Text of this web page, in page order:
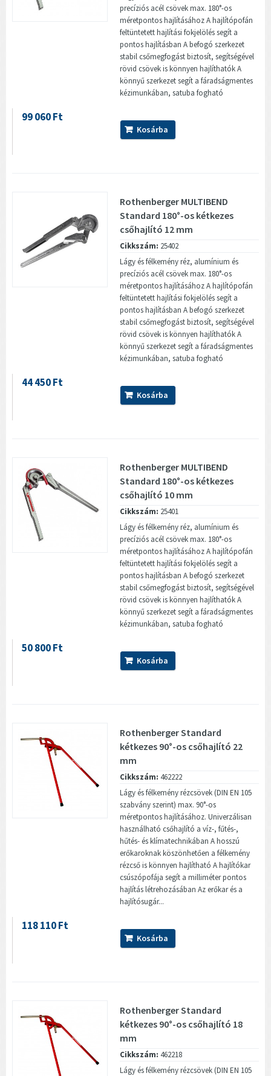
precíziós acél csövek max. 180°-os
méretpontos hajlításához A hajlítópofán
feltüntetett hajlítási fokjelölés segít a
pontos hajlításban A befogó szerkezet
stabil csőmegfogást biztosít, segítségével
rövid csövek is könnyen hajlíthatók A
könnyű szerkezet segít a fáradságmentes
kézimunkában, satuba fogható
99 060 Ft
Kosárba
Rothenberger MULTIBEND
Standard 180°-os kétkezes
csőhajlító 12 mm
Cikkszám: 25402
Lágy és félkemény réz, alumínium és
precíziós acél csövek max. 180°-os
méretpontos hajlításához A hajlítópofán
feltüntetett hajlítási fokjelölés segít a
pontos hajlításban A befogó szerkezet
stabil csőmegfogást biztosít, segítségével
rövid csövek is könnyen hajlíthatók A
könnyű szerkezet segít a fáradságmentes
kézimunkában, satuba fogható
44 450 Ft
Kosárba
Rothenberger MULTIBEND
Standard 180°-os kétkezes
csőhajlító 10 mm
Cikkszám: 25401
Lágy és félkemény réz, alumínium és
precíziós acél csövek max. 180°-os
méretpontos hajlításához A hajlítópofán
feltüntetett hajlítási fokjelölés segít a
pontos hajlításban A befogó szerkezet
stabil csőmegfogást biztosít, segítségével
rövid csövek is könnyen hajlíthatók A
könnyű szerkezet segít a fáradságmentes
kézimunkában, satuba fogható
50 800 Ft
Kosárba
Rothenberger Standard
kétkezes 90°-os csőhajlító 22
mm
Cikkszám: 462222
Lágy és félkemény rézcsövek (DIN EN 105
szabvány szerint) max. 90°-os
méretpontos hajlításához. Univerzálisan
használható csőhajlító a víz-, fűtés-,
hűtés- és klímatechnikában A hosszú
erőkaroknak köszönhetően a félkemény
rézcső is könnyen hajlítható A hajlítókar
csúszópofája segít a milliméter pontos
hajlítás létrehozásában Az erőkar és a
hajlítósugár...
118 110 Ft
Kosárba
Rothenberger Standard
kétkezes 90°-os csőhajlító 18
mm
Cikkszám: 462218
Lágy és félkemény rézcsövek (DIN EN 105